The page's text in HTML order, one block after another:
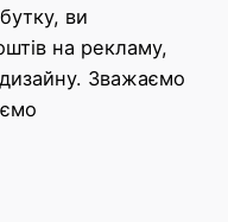
ви
на рекламу,
Зважаємо